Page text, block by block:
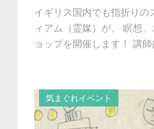
イギリス国内でも指折り
ィアム（霊媒）が、 瞑想
ョップを開催します！ 講
気まぐれイベント